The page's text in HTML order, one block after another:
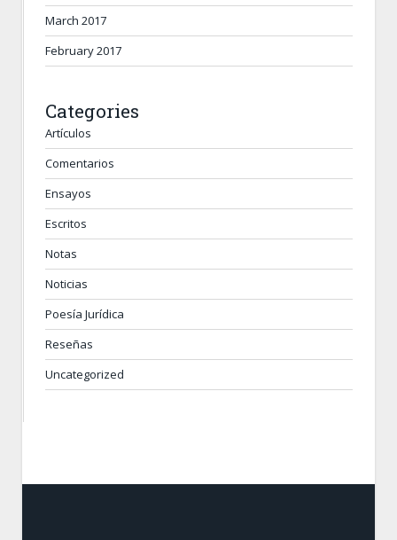
March 2017
February 2017
Categories
Artículos
Comentarios
Ensayos
Escritos
Notas
Noticias
Poesía Jurídica
Reseñas
Uncategorized